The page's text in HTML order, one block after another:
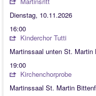
Dienstag, 10.11.2026
16:00
Kinderchor Tutti
Martinssaal unten St. Martin
19:00
Kirchenchorprobe
Martinssaal St. Martin